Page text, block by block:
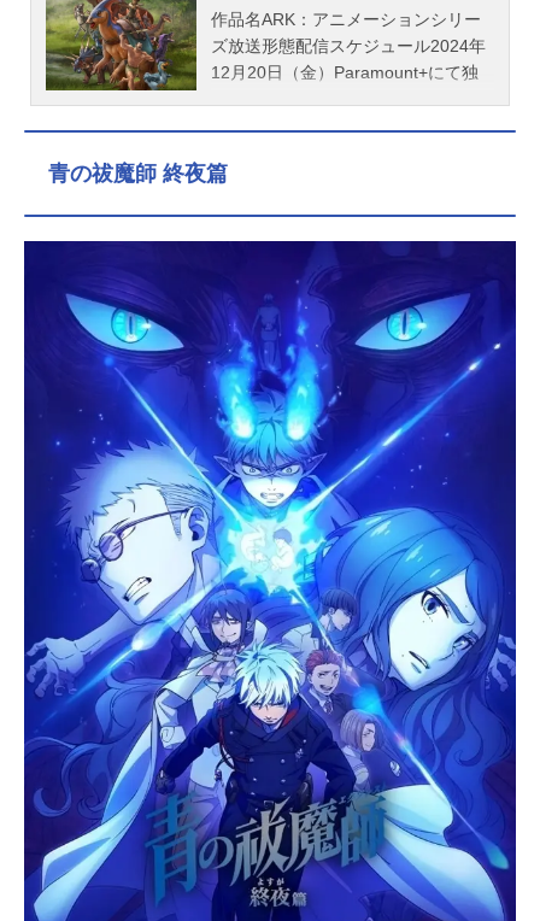
作品名ARK：アニメーションシリー
ズ放送形態配信スケジュール2024年
12月20日（金）Paramount+にて独
ェラルド・バトラーエドモンド・ロ
ヨージョン：ザーン・マクラーノン
アラシー：デヴァリー・ジェイコブ
スヘンリー・タウンゼント：ジェフ
ェリー・ライトヴィクトリア・ウォ
ーカー：エリオット・ペイジ預言者
コー：ラッセル・クロウサンティア
ゴ：ヴィン・ディーゼルスタッフ製
作総指揮：ラッセル・クロウ ヴィ
ン・ディーゼル公開開始年＆季節202
5冬アニメ 「ARK：アニメーション
シリーズ」のグッズを探す
青の祓魔師 終夜篇